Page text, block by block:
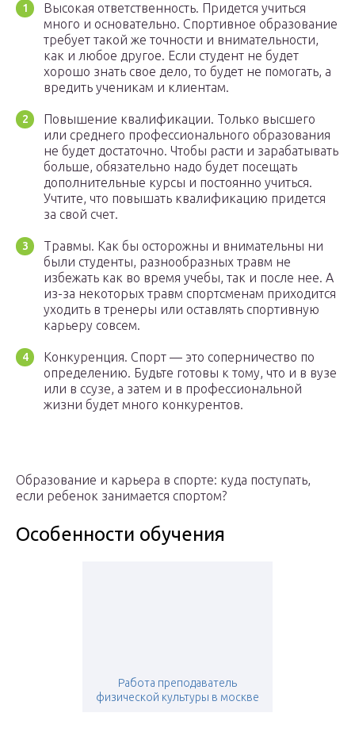
Высокая ответственность. Придется учиться
много и основательно. Спортивное образование
требует такой же точности и внимательности,
как и любое другое. Если студент не будет
хорошо знать свое дело, то будет не помогать, а
вредить ученикам и клиентам.
Повышение квалификации. Только высшего
или среднего профессионального образования
не будет достаточно. Чтобы расти и зарабатывать
больше, обязательно надо будет посещать
дополнительные курсы и постоянно учиться.
Учтите, что повышать квалификацию придется
за свой счет.
Травмы. Как бы осторожны и внимательны ни
были студенты, разнообразных травм не
избежать как во время учебы, так и после нее. А
из-за некоторых травм спортсменам приходится
уходить в тренеры или оставлять спортивную
карьеру совсем.
Конкуренция. Спорт — это соперничество по
определению. Будьте готовы к тому, что и в вузе
или в ссузе, а затем и в профессиональной
жизни будет много конкурентов.
Образование и карьера в спорте: куда поступать,
если ребенок занимается спортом?
Особенности обучения
Работа преподаватель
физической культуры в москве